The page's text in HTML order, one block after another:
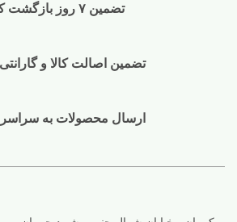
تضمین ۷ روز بازگشت کالا
تضمین اصالت کالا و گارانتی
ارسال محصولات به